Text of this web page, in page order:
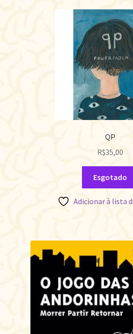
QP
R$35,00
Esgotado
Adicionar à lista